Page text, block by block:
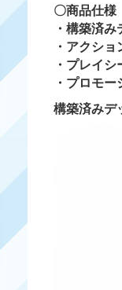
〇商品仕様
・構築済
・アクシ
・プレイ
・プロモ
構築済みデ